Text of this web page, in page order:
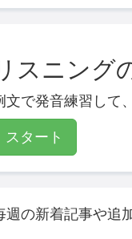
スニング
文で発音練習して
スタート
週の新着記事や追